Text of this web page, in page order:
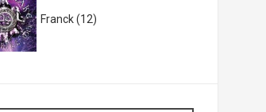
Franck(12)